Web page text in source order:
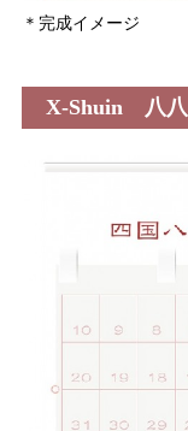
＊完成イメージ
X-Shuin 八八